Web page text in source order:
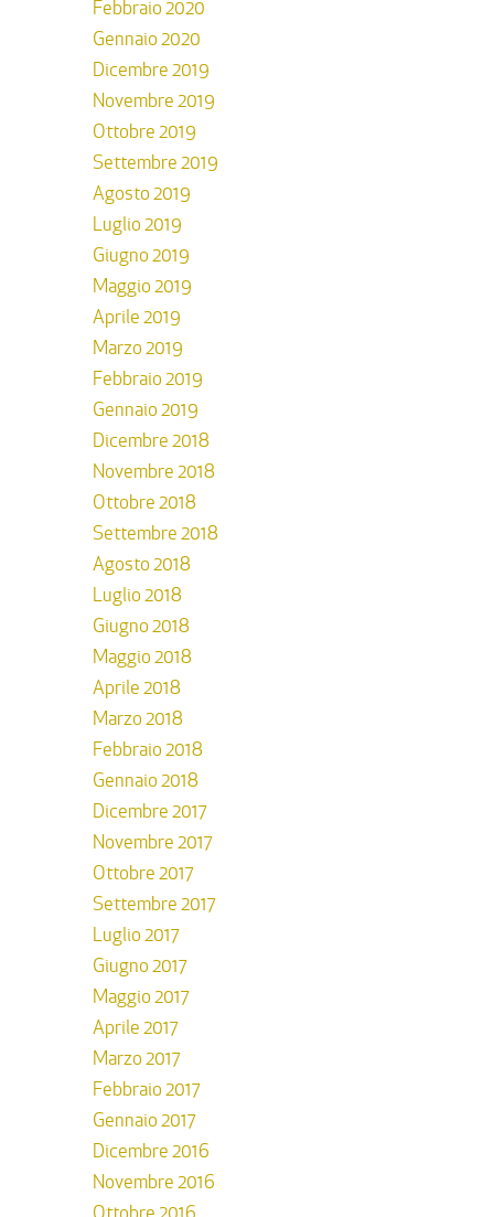
Febbraio 2020
Gennaio 2020
Dicembre 2019
Novembre 2019
Ottobre 2019
Settembre 2019
Agosto 2019
Luglio 2019
Giugno 2019
Maggio 2019
Aprile 2019
Marzo 2019
Febbraio 2019
Gennaio 2019
Dicembre 2018
Novembre 2018
Ottobre 2018
Settembre 2018
Agosto 2018
Luglio 2018
Giugno 2018
Maggio 2018
Aprile 2018
Marzo 2018
Febbraio 2018
Gennaio 2018
Dicembre 2017
Novembre 2017
Ottobre 2017
Settembre 2017
Luglio 2017
Giugno 2017
Maggio 2017
Aprile 2017
Marzo 2017
Febbraio 2017
Gennaio 2017
Dicembre 2016
Novembre 2016